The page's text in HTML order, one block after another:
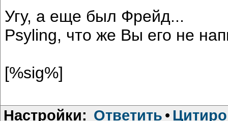
Угу, а еще был Фрейд...
Psyling, что же Вы его не
[%sig%]
Настройки: Ответить •